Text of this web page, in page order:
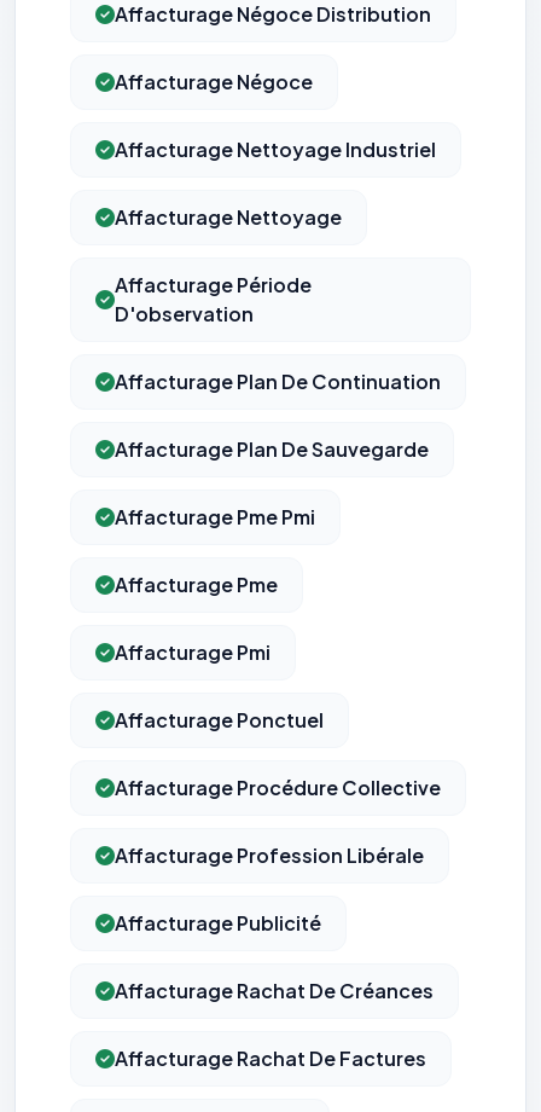
Affacturage Négoce Distribution
Affacturage Négoce
Affacturage Nettoyage Industriel
Affacturage Nettoyage
Affacturage Période
D'observation
Affacturage Plan De Continuation
Affacturage Plan De Sauvegarde
Affacturage Pme Pmi
Affacturage Pme
Affacturage Pmi
Affacturage Ponctuel
Affacturage Procédure Collective
Affacturage Profession Libérale
Affacturage Publicité
Affacturage Rachat De Créances
Affacturage Rachat De Factures